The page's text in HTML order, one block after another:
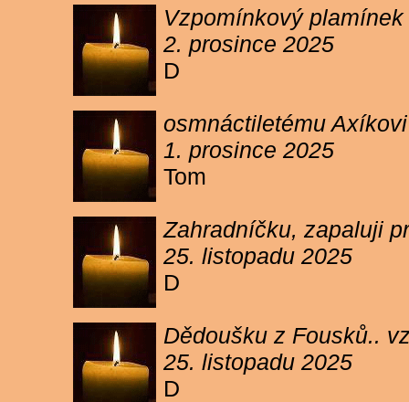
Vzpomínkový
2. prosince 2025
D
osmnáctiletému
1. prosince 2025
Tom
Zahradníčku, zapaluji
25. listopadu 2025
D
Dědoušku z Fousků..
25. listopadu 2025
D